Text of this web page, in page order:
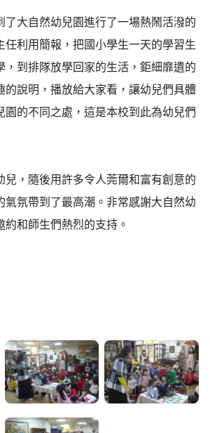
了大自然幼兒園進行了一場熱鬧活潑的
任利用簡報，把國小學生一天的學習生
，到排隊放學回家的生活，鉅細靡遺的
的說明，播放給大家看，讓幼兒們具體
園的不同之處，這是本校到此為幼兒們
兒，隨後用許多令人莞爾和富有創意的
氣氛帶到了最高潮。非常感謝大自然幼
約和師生們熱烈的支持。